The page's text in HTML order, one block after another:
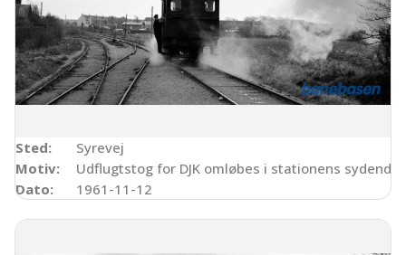
Sted:
Syrevej
Motiv:
Udflugtstog for DJK omløbes i stationens sydende
Dato:
1961-11-12